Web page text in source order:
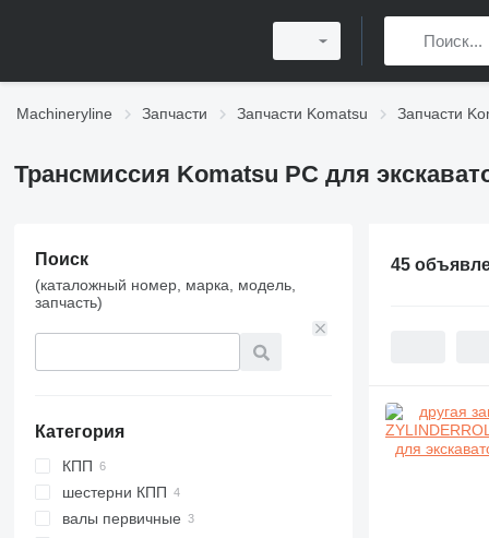
Machineryline Запчасти Запчасти Komatsu Запчасти
Трансмиссия Komatsu PC для
Поиск
(каталожный номер, марка, модель,
запчасть)
Категория
КПП
шестерни КПП
валы первичные
45